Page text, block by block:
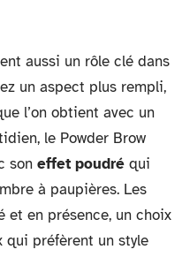
aussi un rôle clé dans
un aspect plus rempli,
l’on obtient avec un
le Powder Brow
son effet poudré qui
à paupières. Les
et en présence, un choix
qui préfèrent un style